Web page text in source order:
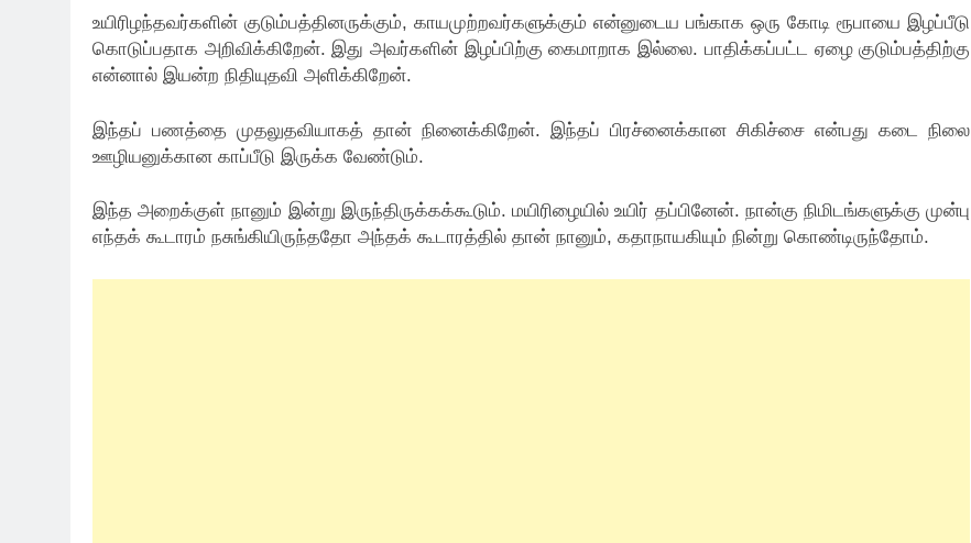
உயிரிழந்தவர்களின் குடும்பத்தினருக்கும், காயமுற்றவர்களுக்கும் என்னுடைய பங்காக ஒரு கோடி ரூபாயை இழப்பீடு
கொடுப்பதாக அறிவிக்கிறேன். இது அவர்களின் இழப்பிற்கு கைமாறாக இல்லை. பாதிக்கப்பட்ட ஏழை குடும்பத்திற்கு
என்னால் இயன்ற நிதியுதவி அளிக்கிறேன்.
இந்தப் பணத்தை முதலுதவியாகத் தான் நினைக்கிறேன். இந்தப் பிரச்னைக்கான சிகிச்சை என்பது கடை நிலை
ஊழியனுக்கான காப்பீடு இருக்க வேண்டும்.
இந்த அறைக்குள் நானும் இன்று இருந்திருக்கக்கூடும். மயிரிழையில் உயிர் தப்பினேன். நான்கு நிமிடங்களுக்கு முன்பு
எந்தக் கூடாரம் நசுங்கியிருந்ததோ அந்தக் கூடாரத்தில் தான் நானும், கதாநாயகியும் நின்று கொண்டிருந்தோம்.